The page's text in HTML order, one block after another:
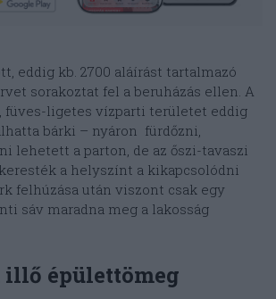
eddig kb. 2700 aláírást tartalmazó
sorakoztat fel a beruházás ellen. A
füves-ligetes vízparti területet eddig
bárki – nyáron fürdőzni,
lehetett a parton, de az őszi-tavaszi
a helyszínt a kikapcsolódni
felhúzása után viszont csak egy
sáv maradna meg a lakosság
illő épülettömeg